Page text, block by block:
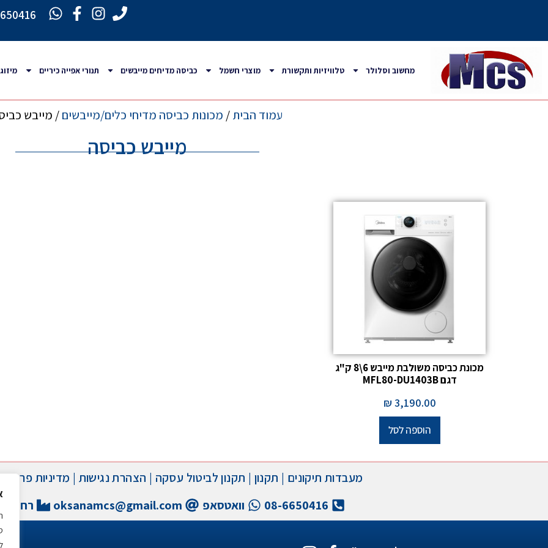
מחשוב וסלולר טלוויזיות ותקשורת מוצרי חשמל כביסה מדיחים מייבשים תנורי אפייה כיריים
עמוד הבית/ מכונות כביסה מדיחי כלים/מייבשים/ מייבש
מייבש כביסה
מכונת כביסה משולבת מייבש 6\8 ק"ג
דגם MFL80-DU1403B
3,190.00
₪
הוספה לסל
מעבדות תיקונים | תקנון | תקנון לביטול עסקה | הצהרת נגישות | מדיניות
08-6650416
וואטסאפ oksanamcs@gmail.com רח' שחל 29, באר